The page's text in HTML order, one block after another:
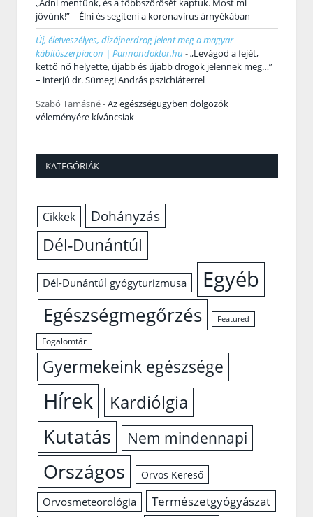
„Adni mentünk, és a többszörösét kaptuk. Most mi
jövünk!” – Élni és segíteni a koronavírus árnyékában
Új, életveszélyes, dizájnerdrog jelent meg a magyar
kábítószerpiacon | Pannondoktor.hu -„Levágod a fejét,
kettő nő helyette, újabb és újabb drogok jelennek meg…”
– interjú dr. Sümegi András pszichiáterrel
Szabó Tamásné-Az egészségügyben dolgozók
véleményére kíváncsiak
KATEGÓRIÁK
Cikkek Dohányzás
Dél-Dunántúl
Dél-Dunántúl gyógyturizmusa Egyéb
Egészségmegőrzés Featured
Fogalomtár
Gyermekeink egészsége
Hírek Kardiólgia
Kutatás Nem mindennapi
Országos Orvos Kereső
Orvosmeteorológia Természetgyógyászat